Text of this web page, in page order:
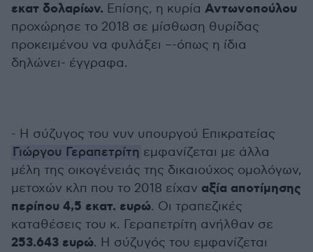
εκατ δολαρίων. Επίσης, η κυρία Αντωνοπούλου
προχώρησε το 2018 σε μίσθωση θυρίδας
προκειμένου να φυλάξει –-όπως η ίδια
δηλώνει- έγγραφα.
- Η σύζυγος του νυν υπουργού Επικρατείας
Γιώργου Γεραπετρίτη εμφανίζεται με άλλα
μέλη της οικογένειάς της δικαιούχος ομολόγων,
μετοχών κλπ που το 2018 είχαν αξία αποτίμησης
περίπου 4,5 εκατ. ευρώ. Οι τραπεζικές
καταθέσεις του κ. Γεραπετρίτη ανήλθαν σε
253.643 ευρώ. Η σύζυγός του εμφανίζεται